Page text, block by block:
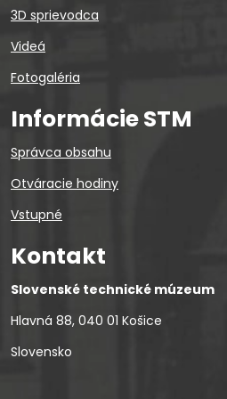
3D sprievodca
Videá
Fotogaléria
Informácie STM
Správca obsahu
Otváracie hodiny
Vstupné
Kontakt
Slovenské technické múzeum
Hlavná 88, 040 01 Košice
Slovensko